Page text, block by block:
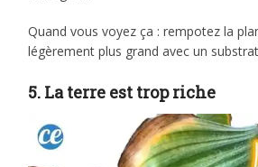
Quand vous voyez ça : rempotez la
légèrement plus grand avec un
5. La terre est trop riche